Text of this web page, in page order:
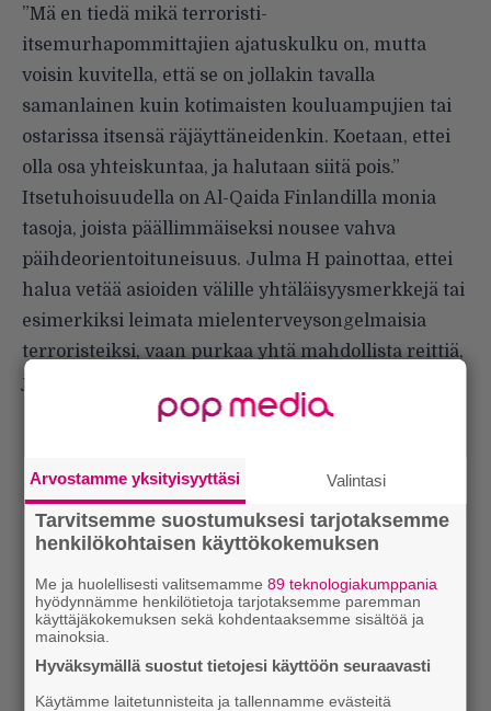
”Mä en tiedä mikä terroristi-
itsemurhapommittajien ajatuskulku on, mutta
voisin kuvitella, että se on jollakin tavalla
samanlainen kuin kotimaisten kouluampujien tai
ostarissa itsensä räjäyttäneidenkin. Koetaan, ettei
olla osa yhteiskuntaa, ja halutaan siitä pois.”
Itsetuhoisuudella on Al-Qaida Finlandilla monia
tasoja, joista päällimmäiseksi nousee vahva
päihdeorientoituneisuus. Julma H painottaa, ettei
halua vetää asioiden välille yhtäläisyysmerkkejä tai
esimerkiksi leimata mielenterveysongelmaisia
terroristeiksi, vaan purkaa yhtä mahdollista reittiä,
joka voi johtaa äärimmäisiin tekoihin.
Arvostamme yksityisyyttäsi Valintasi
Tarvitsemme suostumuksesi tarjotaksemme
henkilökohtaisen käyttökokemuksen
Me ja huolellisesti valitsemamme89 teknologiakumppania
hyödynnämme henkilötietoja tarjotaksemme paremman
käyttäjäkokemuksen sekä kohdentaaksemme sisältöä ja
mainoksia.
Hyväksymällä suostut tietojesi käyttöön seuraavasti
Käytämme laitetunnisteita ja tallennamme evästeitä